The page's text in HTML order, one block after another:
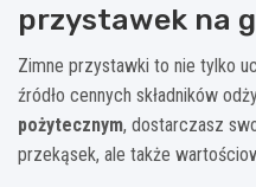
przystawek na
Zimne przystawki to nie tylko
źródło cennych składników
pożytecznym, dostarczasz
przekąsek, ale także